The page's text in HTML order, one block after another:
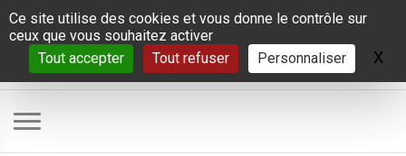
Panneau de gestion des cookies
Ce site utilise des cookies et vous donne le contrôle sur
ceux que vous souhaitez activer
Tout accepter
Tout refuser Personnaliser X